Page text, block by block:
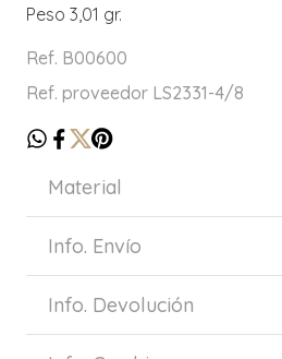
Peso 3,01 gr.
Ref. B00600
Ref. proveedor LS2331-4/8
Material
Info. Envío
Info. Devolución